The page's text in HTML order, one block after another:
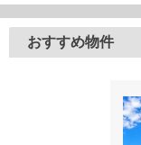
おすすめ物件